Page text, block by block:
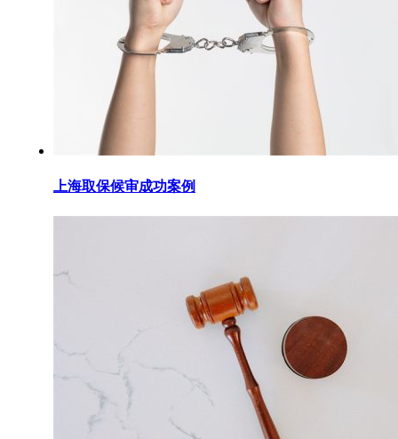
上海取保候审成功案例